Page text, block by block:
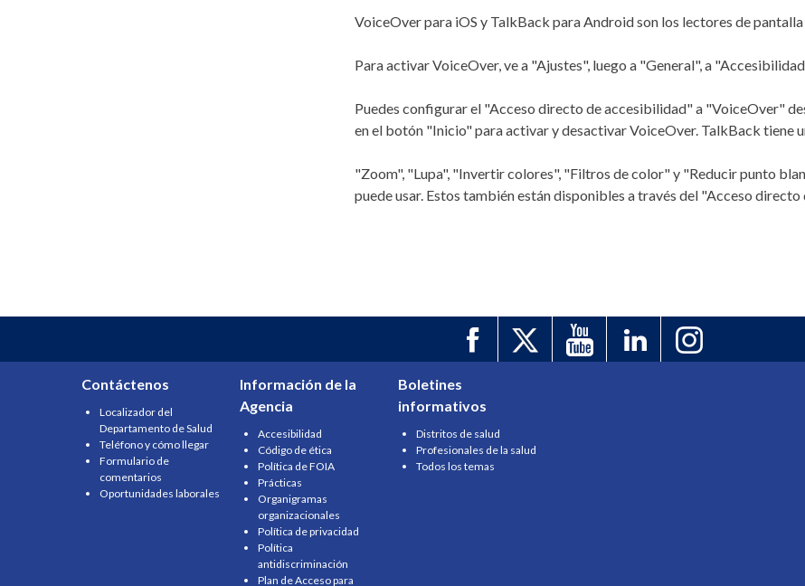
VoiceOver para iOS y TalkBack para Android son los lectores de pantalla
Para activar VoiceOver, ve a "Ajustes", luego a "General", a
Puedes configurar el "Acceso directo de accesibilidad" a "VoiceOver"
en el botón "Inicio" para activar y desactivar VoiceOver. TalkBack tiene
"Zoom", "Lupa", "Invertir colores", "Filtros de color" y "Reducir punto
puede usar. Estos también están disponibles a través del "Acceso
Contáctenos
Localizador del
Departamento de Salud
Teléfono y cómo llegar
Formulario de
comentarios
Oportunidades laborales
Información de la
Agencia
Accesibilidad
Código de ética
Política de FOIA
Prácticas
Organigramas
organizacionales
Política de privacidad
Política
antidiscriminación
Plan de Acceso para
Boletines
informativos
Distritos de salud
Profesionales de la salud
Todos los temas